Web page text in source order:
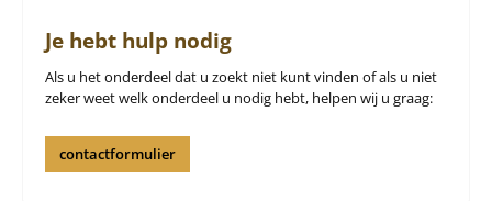
Je hebt hulp nodig
Als u het onderdeel dat u zoekt niet kunt vinden of als u niet
zeker weet welk onderdeel u nodig hebt, helpen wij u graag:
contactformulier